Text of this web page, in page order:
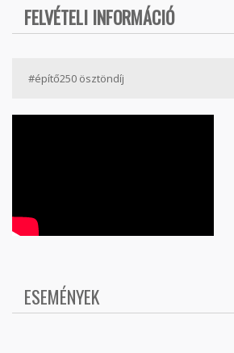
FELVÉTELI INFORMÁCIÓ
#építő250 ösztöndíj
ESEMÉNYEK